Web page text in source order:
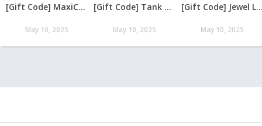
[Gift Code] MaxiCraft Adventure Time mới nhất 08/2026
May 10, 2025
[Gift Code] Tank Raid: Epic Tank War Games mới nhất 08/2026
May 10, 2025
[Gift Code] Jewel Legend – Xếp
May 10, 2025